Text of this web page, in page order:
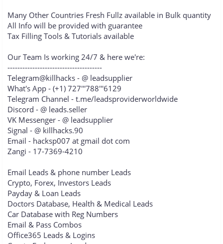
Many Other Countries Fresh Fullz available in Bulk quantity
All Info will be provided with guarantee
Tax Filling Tools & Tutorials available
Our Team Is working 24/7 & here we're:
--------------------------------------
Telegram@killhacks - @ leadsupplier
What's App - (+1) 727'''788'''6129
Telegram Channel - t.me/leadsproviderworldwide
Discord - @ leads.seller
VK Messenger - @ leadsupplier
Signal - @ killhacks.90
Email - hacksp007 at gmail dot com
Zangi - 17-7369-4210
Email Leads & phone number Leads
Crypto, Forex, Investors Leads
Payday & Loan Leads
Doctors Database, Health & Medical Leads
Car Database with Reg Numbers
Email & Pass Combos
Office365 Leads & Logins